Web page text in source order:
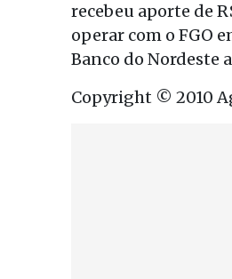
recebeu aporte de
operar com o FGO
Banco do Nordeste
Copyright © 2010